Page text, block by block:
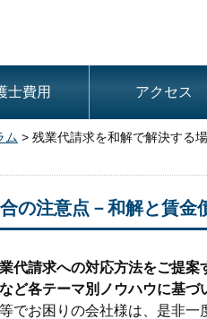
士費用 アクセス
ム > 残業代請求を和解で解決する
の注意点－和解と賃金
代請求への対応方法をご提案
ど各テーマ別ノウハウに基づ
でお困りの会社様は、是非一